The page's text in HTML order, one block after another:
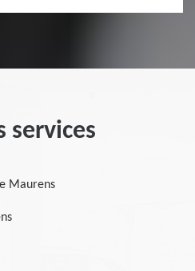
services
Maurens